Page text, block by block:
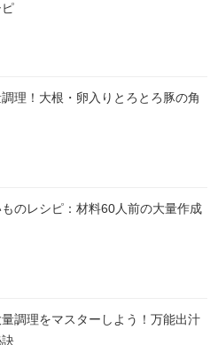
理！大根・卵入りとろとろ豚の角
のレシピ：材料60人前の大量作成
調理をマスターしよう！万能出汁